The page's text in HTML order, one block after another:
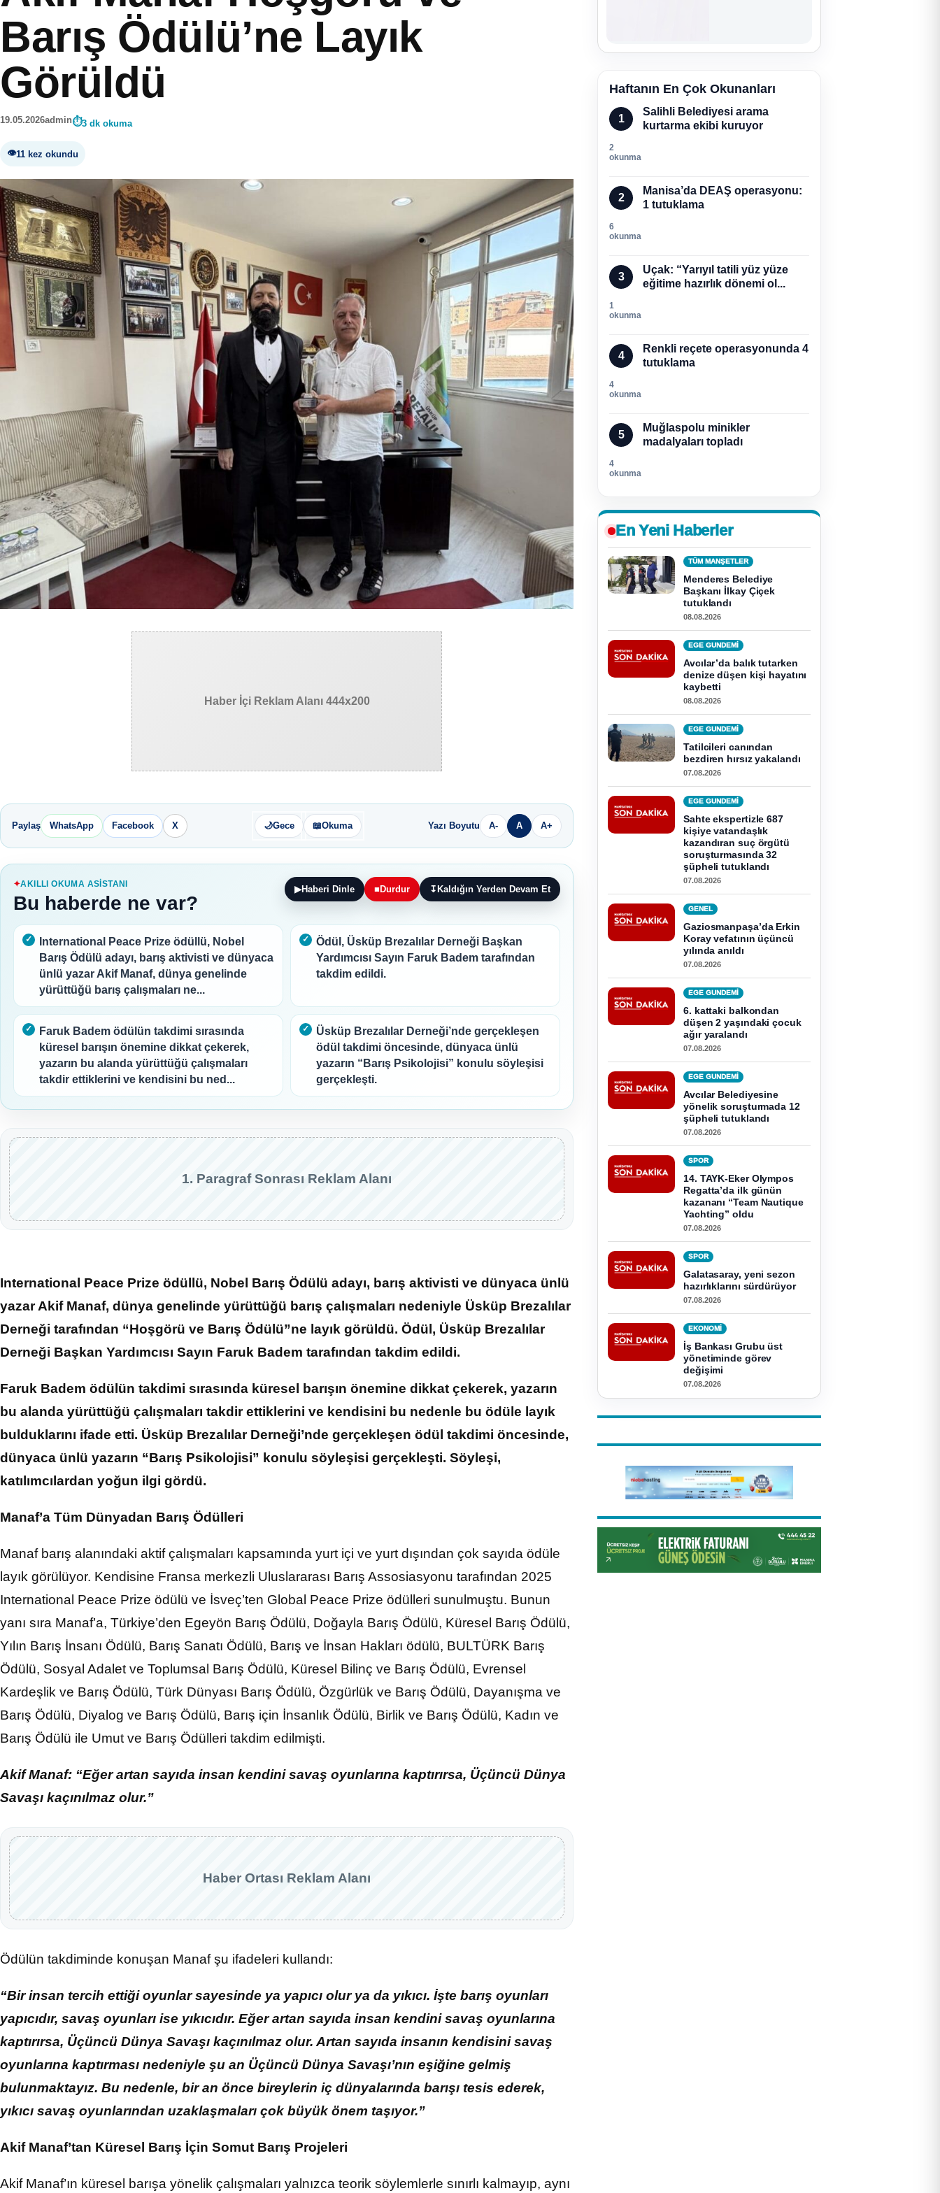
Barış Ödülü’ne Layık
Görüldü
19.05.2026admin 3 dk okuma
11 kez okundu
Haber İçi Reklam Alanı 444x200
Paylaş WhatsApp Facebook X 🌙Gece 📖Okuma Yazı Boyutu A- A A+
AKILLI OKUMA ASISTANI
Bu haberde ne var?
▶Haberi Dinle ■ Durdur ↧ Kaldığın Yerden Devam Et
International Peace Prize ödüllü, Nobel
Barış Ödülü adayı, barış aktivisti ve dünyaca
ünlü yazar Akif Manaf, dünya genelinde
yürüttüğü barış çalışmaları ne...
Ödül, Üsküp Brezalılar Derneği Başkan
Yardımcısı Sayın Faruk Badem tarafından
takdim edildi.
Faruk Badem ödülün takdimi sırasında
küresel barışın önemine dikkat çekerek,
yazarın bu alanda yürüttüğü çalışmaları
takdir ettiklerini ve kendisini bu ned...
Üsküp Brezalılar Derneği’nde gerçekleşen
ödül takdimi öncesinde, dünyaca ünlü
yazarın “Barış Psikolojisi” konulu söyleşisi
gerçekleşti.
1. Paragraf Sonrası Reklam Alanı
International Peace Prize ödüllü, Nobel Barış Ödülü adayı, barış aktivisti ve dünyaca ünlü
yazar Akif Manaf, dünya genelinde yürüttüğü barış çalışmaları nedeniyle Üsküp Brezalılar
Derneği tarafından “Hoşgörü ve Barış Ödülü”ne layık görüldü. Ödül, Üsküp Brezalılar
Derneği Başkan Yardımcısı Sayın Faruk Badem tarafından takdim edildi.
Faruk Badem ödülün takdimi sırasında küresel barışın önemine dikkat çekerek, yazarın
bu alanda yürüttüğü çalışmaları takdir ettiklerini ve kendisini bu nedenle bu ödüle layık
bulduklarını ifade etti. Üsküp Brezalılar Derneği’nde gerçekleşen ödül takdimi öncesinde,
dünyaca ünlü yazarın “Barış Psikolojisi” konulu söyleşisi gerçekleşti. Söyleşi,
katılımcılardan yoğun ilgi gördü.
Manaf’a Tüm Dünyadan Barış Ödülleri
Manaf barış alanındaki aktif çalışmaları kapsamında yurt içi ve yurt dışından çok sayıda ödüle
layık görülüyor. Kendisine Fransa merkezli Uluslararası Barış Assosiasyonu tarafından 2025
International Peace Prize ödülü ve İsveç’ten Global Peace Prize ödülleri sunulmuştu. Bunun
yanı sıra Manaf’a, Türkiye’den Egeyön Barış Ödülü, Doğayla Barış Ödülü, Küresel Barış Ödülü,
Yılın Barış İnsanı Ödülü, Barış Sanatı Ödülü, Barış ve İnsan Hakları ödülü, BULTÜRK Barış
Ödülü, Sosyal Adalet ve Toplumsal Barış Ödülü, Küresel Bilinç ve Barış Ödülü, Evrensel
Kardeşlik ve Barış Ödülü, Türk Dünyası Barış Ödülü, Özgürlük ve Barış Ödülü, Dayanışma ve
Barış Ödülü, Diyalog ve Barış Ödülü, Barış için İnsanlık Ödülü, Birlik ve Barış Ödülü, Kadın ve
Barış Ödülü ile Umut ve Barış Ödülleri takdim edilmişti.
Akif Manaf: “Eğer artan sayıda insan kendini savaş oyunlarına kaptırırsa, Üçüncü Dünya
Savaşı kaçınılmaz olur.”
Haber Ortası Reklam Alanı
Ödülün takdiminde konuşan Manaf şu ifadeleri kullandı:
“Bir insan tercih ettiği oyunlar sayesinde ya yapıcı olur ya da yıkıcı. İşte barış oyunları
yapıcıdır, savaş oyunları ise yıkıcıdır. Eğer artan sayıda insan kendini savaş oyunlarına
kaptırırsa, Üçüncü Dünya Savaşı kaçınılmaz olur. Artan sayıda insanın kendisini savaş
oyunlarına kaptırması nedeniyle şu an Üçüncü Dünya Savaşı’nın eşiğine gelmiş
bulunmaktayız. Bu nedenle, bir an önce bireylerin iç dünyalarında barışı tesis ederek,
yıkıcı savaş oyunlarından uzaklaşmaları çok büyük önem taşıyor.”
Akif Manaf’tan Küresel Barış İçin Somut Barış Projeleri
Akif Manaf’ın küresel barışa yönelik çalışmaları yalnızca teorik söylemlerle sınırlı kalmayıp, aynı
Haftanın En Çok Okunanları
1
Salihli Belediyesi arama
kurtarma ekibi kuruyor
2
okunma
2
Manisa’da DEAŞ operasyonu:
1 tutuklama
6
okunma
3
Uçak: “Yarıyıl tatili yüz yüze
eğitime hazırlık dönemi ol...
1
okunma
4
Renkli reçete operasyonunda 4
tutuklama
4
okunma
5
Muğlaspolu minikler
madalyaları topladı
4
okunma
En Yeni Haberler
TÜM MANŞETLER
Menderes Belediye
Başkanı İlkay Çiçek
tutuklandı
08.08.2026
EGE GUNDEMİ
Avcılar’da balık tutarken
denize düşen kişi hayatını
kaybetti
08.08.2026
EGE GUNDEMİ
Tatilcileri canından
bezdiren hırsız yakalandı
07.08.2026
EGE GUNDEMİ
Sahte ekspertizle 687
kişiye vatandaşlık
kazandıran suç örgütü
soruşturmasında 32
şüpheli tutuklandı
07.08.2026
GENEL
Gaziosmanpaşa’da Erkin
Koray vefatının üçüncü
yılında anıldı
07.08.2026
EGE GUNDEMİ
6. kattaki balkondan
düşen 2 yaşındaki çocuk
ağır yaralandı
07.08.2026
EGE GUNDEMİ
Avcılar Belediyesine
yönelik soruşturmada 12
şüpheli tutuklandı
07.08.2026
SPOR
14. TAYK-Eker Olympos
Regatta’da ilk günün
kazananı “Team Nautique
Yachting” oldu
07.08.2026
SPOR
Galatasaray, yeni sezon
hazırlıklarını sürdürüyor
07.08.2026
EKONOMI
İş Bankası Grubu üst
yönetiminde görev
değişimi
07.08.2026